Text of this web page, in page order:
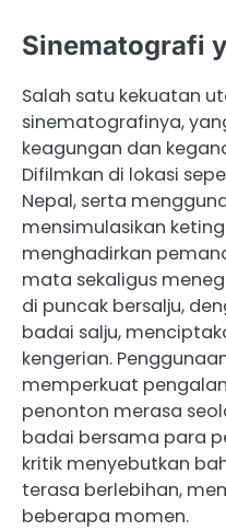
Sinematografi
Salah satu kekuatan
sinematografinya,
keagungan dan
Difilmkan di lokasi
Nepal, serta
mensimulasikan
menghadirkan
mata sekaligus
di puncak bersalju,
badai salju,
kengerian.
memperkuat
penonton merasa
badai bersama para
kritik menyebutkan
terasa berlebihan,
beberapa momen.